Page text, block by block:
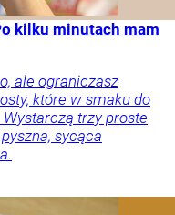
kilku minutach mam
ale ograniczasz
które w smaku do
trzy proste
sycąca